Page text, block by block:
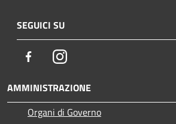
SEGUICI SU
FacebookInstagram
AMMINISTRAZIONE
Organi di Governo